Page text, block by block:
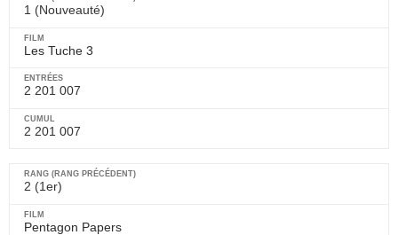
1 (Nouveauté)
Les Tuche 3
2 201 007
2 201 007
2 (1er)
Pentagon Papers